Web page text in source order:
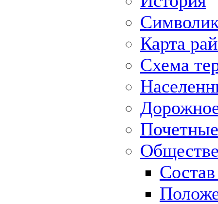
Карта
Схема